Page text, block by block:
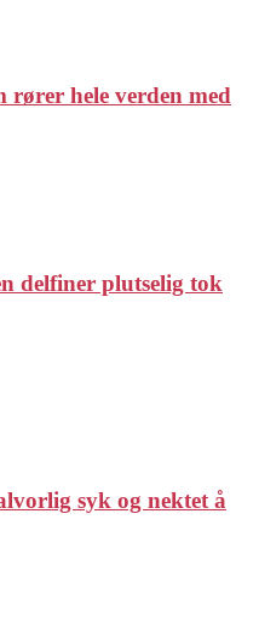
rører hele verden med
delfiner plutselig tok
syk og nektet å